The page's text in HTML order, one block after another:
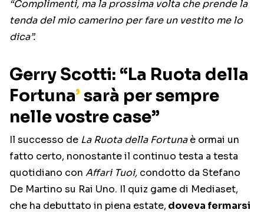
“Complimenti, ma la prossima volta che prende la
tenda del mio camerino per fare un vestito me lo
dica”.
Gerry Scotti: “La Ruota della
Fortuna’ sarà per sempre
nelle vostre case”
Il successo de La Ruota della Fortunaè ormai un
fatto certo, nonostante il continuo testa a testa
quotidiano con Affari Tuoi, condotto da Stefano
De Martino su Rai Uno. Il quiz game di Mediaset,
che ha debuttato in piena estate, doveva fermarsi